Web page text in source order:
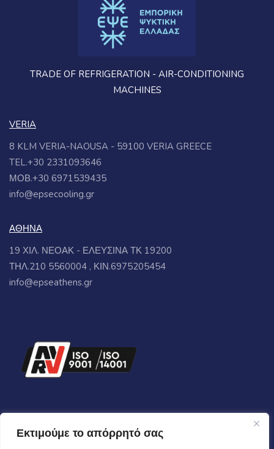
Εκτιμούμε το απόρρητό σας
TRADE OF REFRIGERATION - AIR-CONDITIONING
MACHINES
VERIA
8 KLM VERIA-NAOUSA - 59100 VERIA GREECE
TEL.+30 2331093646
ΜΟΒ.+30 6971539435
info@epsecooling.gr
ΑΘΗΝΑ
19 ΧΙΛ. ΝΕΟΑΚ - ΕΛΕΥΣΙΝΑ ΤΚ 19200
ΤΗΛ.210 5560004 , ΚΙΝ.6975205454
info@epseathens.gr